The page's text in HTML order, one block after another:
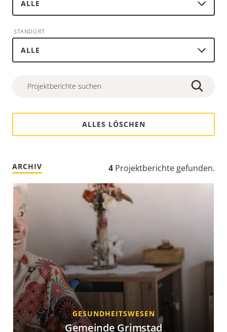
STANDORT
ALLES LÖSCHEN
ARCHIV 4 Projektberichte gefunden.
GESUNDHEITSWESEN
Gemeinde Grimstad